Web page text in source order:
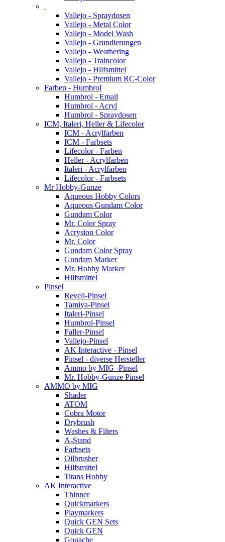
Vallejo - Spraydosen
Vallejo - Metal Color
Vallejo - Model Wash
Vallejo - Grundierungen
Vallejo - Weathering
Vallejo - Traincolor
Vallejo - Hilfsmittel
Vallejo - Premium RC-Color
Farben - Humbrol
Humbrol - Email
Humbrol - Acryl
Humbrol - Spraydosen
ICM, Italeri, Heller & Lifecolor
ICM - Acrylfarben
ICM - Farbsets
Lifecolor - Farben
Heller - Acrylfarben
Italeri - Acrylfarben
Lifecolor - Farbsets
Mr Hobby-Gunze
Aqueous Hobby Colors
Aqueous Gundam Color
Gundam Color
Mr. Color Spray
Acrysion Color
Mr. Color
Gundam Color Spray
Gundam Marker
Mr. Hobby Marker
Hilfsmittel
Pinsel
Revell-Pinsel
Tamiya-Pinsel
Italeri-Pinsel
Humbrol-Pinsel
Faller-Pinsel
Vallejo-Pinsel
AK Interactive - Pinsel
Pinsel - diverse Hersteller
Ammo by MIG -Pinsel
Mr. Hobby-Gunze Pinsel
AMMO by MIG
Shader
ATOM
Cobra Motor
Drybrush
Washes & Filters
A-Stand
Farbsets
Oilbrusher
Hilfsmittel
Titans Hobby
AK Interactive
Thinner
Quickmarkers
Playmarkers
Quick GEN Sets
Quick GEN
Gouache